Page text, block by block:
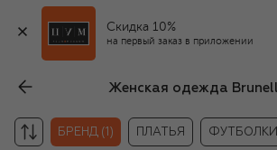
Скидка 10%
на первый заказ в приложении
БРЕНД (1) ПЛАТЬЯ